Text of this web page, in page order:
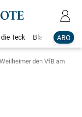
ABO
Teck Blaulicht
den VfB am